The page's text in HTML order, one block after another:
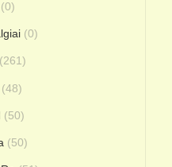
(0)
(0)
(261)
(48)
(50)
(50)